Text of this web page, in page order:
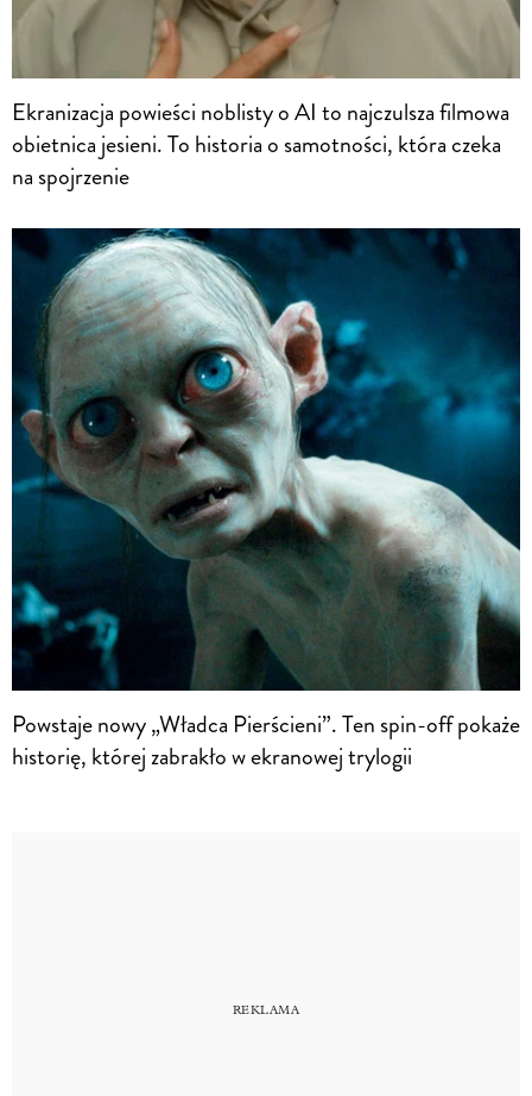
Ekranizacja powieści noblisty o AI to najczulsza filmowa
obietnica jesieni. To historia o samotności, która czeka
na spojrzenie
Powstaje nowy „Władca Pierścieni”. Ten spin-off pokaże
historię, której zabrakło w ekranowej trylogii